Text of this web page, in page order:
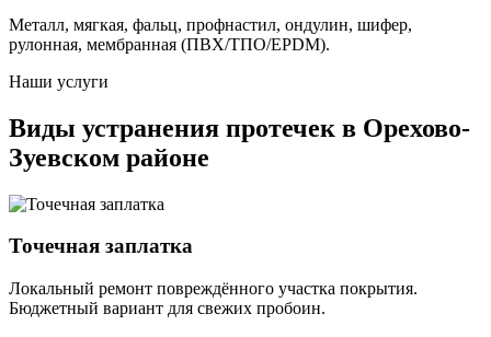
Металл, мягкая, фальц, профнастил, ондулин, шифер,
рулонная, мембранная (ПВХ/ТПО/EPDM).
Наши услуги
Виды устранения протечек в Орехово-
Зуевском районе
Точечная заплатка
Локальный ремонт повреждённого участка покрытия.
Бюджетный вариант для свежих пробоин.